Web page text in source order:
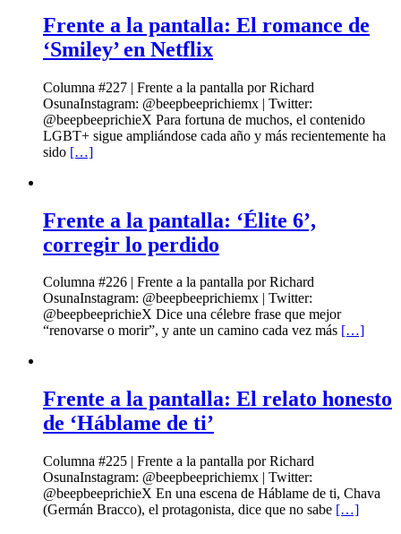
Frente a la pantalla: El romance de
‘Smiley’ en Netflix
Columna #227 | Frente a la pantalla por Richard
OsunaInstagram: @beepbeeprichiemx | Twitter:
@beepbeeprichieX Para fortuna de muchos, el contenido
LGBT+ sigue ampliándose cada año y más recientemente ha
sido […]
Frente a la pantalla: ‘Élite 6’,
corregir lo perdido
Columna #226 | Frente a la pantalla por Richard
OsunaInstagram: @beepbeeprichiemx | Twitter:
@beepbeeprichieX Dice una célebre frase que mejor
“renovarse o morir”, y ante un camino cada vez más […]
Frente a la pantalla: El relato honesto
de ‘Háblame de ti’
Columna #225 | Frente a la pantalla por Richard
OsunaInstagram: @beepbeeprichiemx | Twitter:
@beepbeeprichieX En una escena de Háblame de ti, Chava
(Germán Bracco), el protagonista, dice que no sabe […]